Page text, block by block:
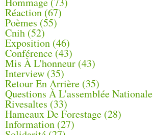
Réaction(67)
Poèmes (55)
Cnih (52)
Exposition (46)
Conférence(43)
Mis À L'honneur (43)
Interview (35)
Retour En Arrière (35)
Questions À L'assemblée Nationale
Rivesaltes (33)
Hameaux De Forestage (28)
Information (27)